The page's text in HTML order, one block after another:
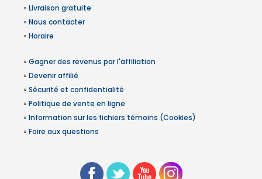
» Livraison gratuite
» Nous contacter
» Horaire
» Gagner des revenus par l'affiliation
» Devenir affilié
» Sécurité et confidentialité
» Politique de vente en ligne
» Information sur les fichiers témoins (Cookies)
» Foire aux questions